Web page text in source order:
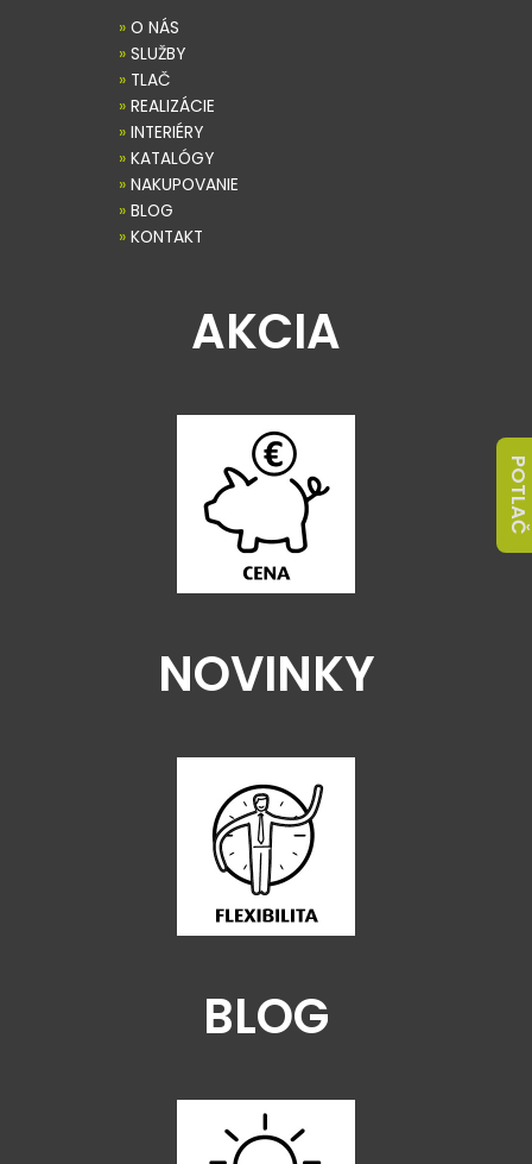
» O NÁS
» SLUŽBY
» TLAČ
» REALIZÁCIE
» INTERIÉRY
» KATALÓGY
» NAKUPOVANIE
» BLOG
» KONTAKT
AKCIA
NOVINKY
BLOG
POTLAČ